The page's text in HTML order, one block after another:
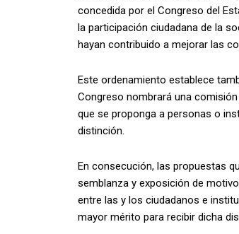
concedida por el Congreso del
la participación ciudadana de la
hayan contribuido a mejorar las
Este ordenamiento establece
Congreso nombrará una
que se proponga a personas o
distinción.
En consecución, las propuestas
semblanza y exposición de
entre las y los ciudadanos e
mayor mérito para recibir dicha